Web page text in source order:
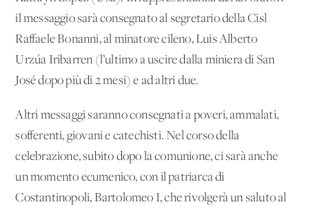
il messaggio sarà consegnato al segretario della Cisl
Raffaele Bonanni, al minatore cileno, Luis Alberto
Urzúa Iribarren (l’ultimo a uscire dalla miniera di San
José dopo più di 2 mesi) e ad altri due.
Altri messaggi saranno consegnati a poveri, ammalati,
sofferenti, giovani e catechisti. Nel corso della
celebrazione, subito dopo la comunione, ci sarà anche
un momento ecumenico, con il patriarca di
Costantinopoli, Bartolomeo I, che rivolgerà un saluto al